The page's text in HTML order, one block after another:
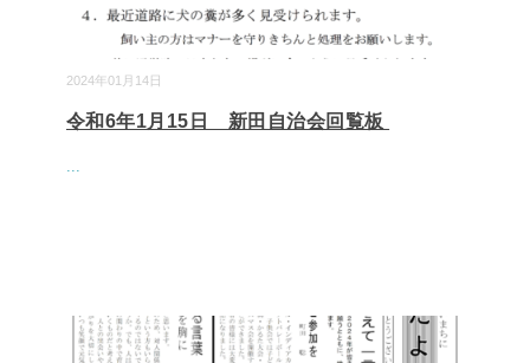
2024年01月14日
令和6年1月15日 新田自治会回覧板